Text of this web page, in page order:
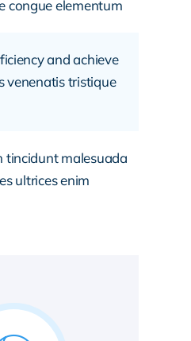
congue elementum
and achieve
venenatis tristique
tincidunt malesuada
ultrices enim